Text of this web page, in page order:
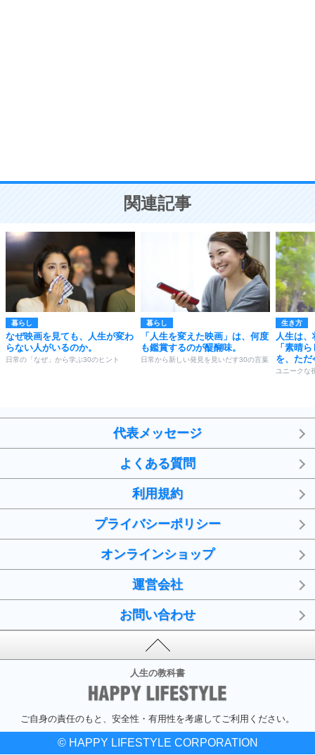
ことが大切。
関連記事
暮らし
なぜ映画を見ても、人生が変わ
らない人がいるのか。
日常の「なぜ」から学ぶ30のヒント
暮らし
「人生を変えた映画」は、何度
も鑑賞するのが醍醐味。
日常から新しい発見を見いだす30の言葉
生き方
人生は、
「素晴
を、ただ
ユニークな
代表メッセージ
よくある質問
利用規約
プライバシーポリシー
オンラインショップ
運営会社
お問い合わせ
人生の教科書
ご自身の責任のもと、安全性・有用性を考慮してご利用ください。
© HAPPY LIFESTYLE CORPORATION